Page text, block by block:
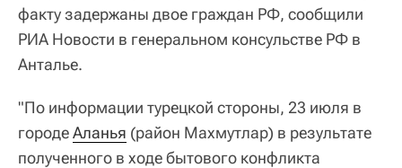
факту задержаны двое граждан РФ, сообщили
РИА Новости в генеральном консульстве РФ в
Анталье.
"По информации турецкой стороны, 23 июля в
городеАланья (район Махмутлар) в результате
полученного в ходе бытового конфликта